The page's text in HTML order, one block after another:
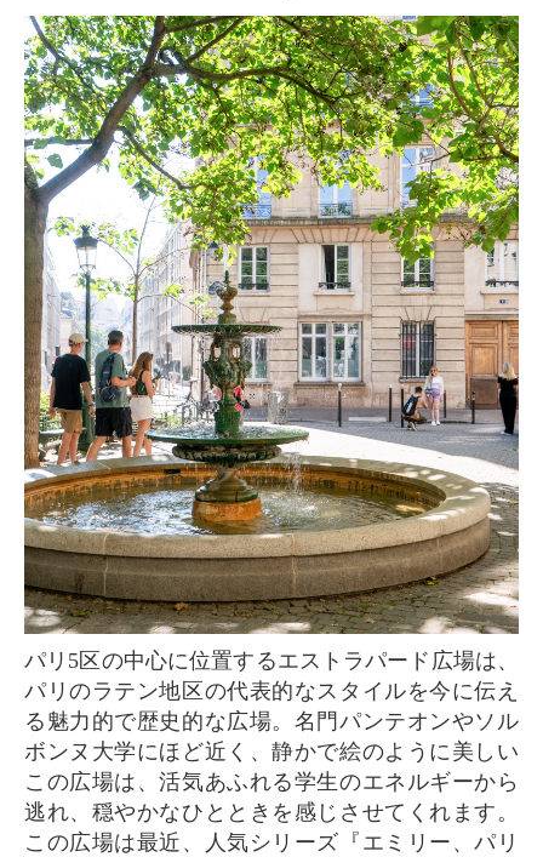
パリ5区の中心に位置するエストラパード広場は、
パリのラテン地区の代表的なスタイルを今に伝え
る魅力的で歴史的な広場。名門パンテオンやソル
ボンヌ大学にほど近く、静かで絵のように美しい
この広場は、活気あふれる学生のエネルギーから
逃れ、穏やかなひとときを感じさせてくれます。
この広場は最近、人気シリーズ『エミリー、パリ